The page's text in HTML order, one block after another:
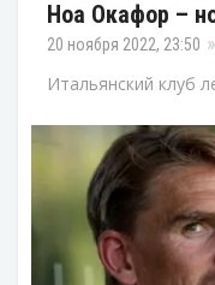
Ноа Окафор –
20 ноября 2022, 23:50
Итальянский клуб